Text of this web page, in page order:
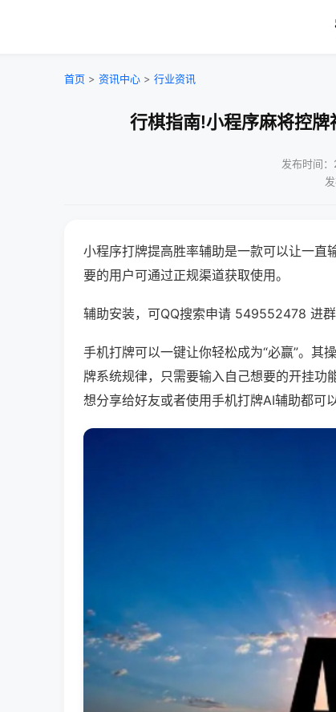
首页 > 资讯中心 > 行业资讯
行棋指南!小程序麻将控
发布时间
小程序打牌提高胜率辅助是一款可以让一直
要的用户可通过正规渠道获取使用。
辅助安装，可QQ搜索申请 549552478 进
手机打牌可以一键让你轻松成为“必赢”。其
牌系统规律，只需要输入自己想要的开挂功
想分享给好友或者使用手机打牌AI辅助都可